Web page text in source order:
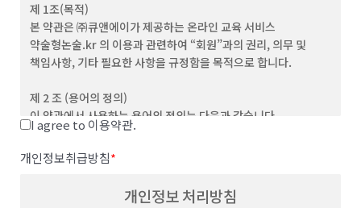
제 1조(목적)
본 약관은 ㈜큐앤에이가 제공하는 온라인 교육 서비스
약술형논술.kr 의 이용과 관련하여 “회원”과의 권리, 의무 및
책임사항, 기타 필요한 사항을 규정함을 목적으로 합니다.
제 2 조 (용어의 정의)
이 약관에서 사용하는 용어의 정의는 다음과 같습니다.
(1) "서비스”라 함은 이용자가 이용할 수 있는 웹사이트 관련 제반
서비스를 의미합니다
(2) “이용자”라 함은 회사의 웹사이트에 접속하여 본 약관에 따라
회사가 제공하는 콘텐츠 및 제반 서비스를 이용하는 회원 및
I agree to 이용약관.
개인정보취급방침*
개인정보 처리방침